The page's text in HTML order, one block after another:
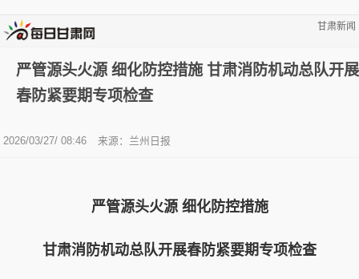
甘肃新闻
严管源头火源 细化防控措施 甘肃消防机动总队开展
春防紧要期专项检查
2026/03/27/ 08:46 来源：兰州日报
严管源头火源 细化防控措施
甘肃消防机动总队开展春防紧要期专项检查